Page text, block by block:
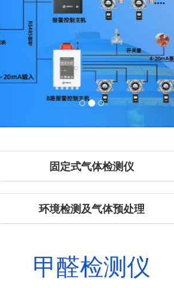
固定式气体检测仪
环境检测及气体预处理
甲醛检测仪